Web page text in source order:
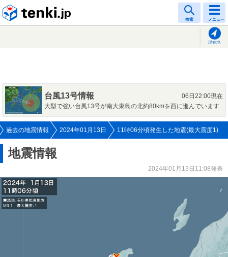
検索 メニュー
現在地
台風13号情報
06日22:00現在
大型で強い台風13号が南大東島の北約80kmを西に進んでいます
過去の地震情報 2024年01月13日 11時06分頃発生した地震(最大震度1)
地震情報
2024年01月13日11:08発表